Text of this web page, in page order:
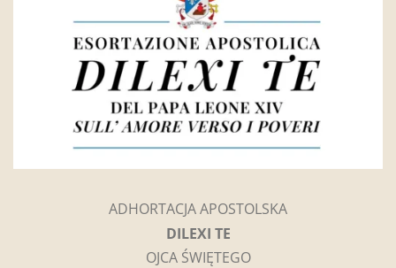
ADHORTACJA APOSTOLSKA
DILEXI TE
OJCA ŚWIĘTEGO